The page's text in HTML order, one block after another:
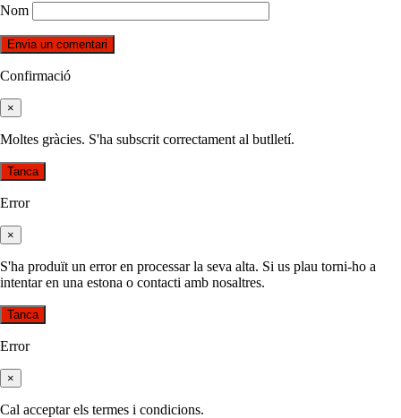
Nom
Confirmació
×
Moltes gràcies. S'ha subscrit correctament al butlletí.
Tanca
Error
×
S'ha produït un error en processar la seva alta. Si us plau torni-ho a
intentar en una estona o contacti amb nosaltres.
Tanca
Error
×
Cal acceptar els termes i condicions.